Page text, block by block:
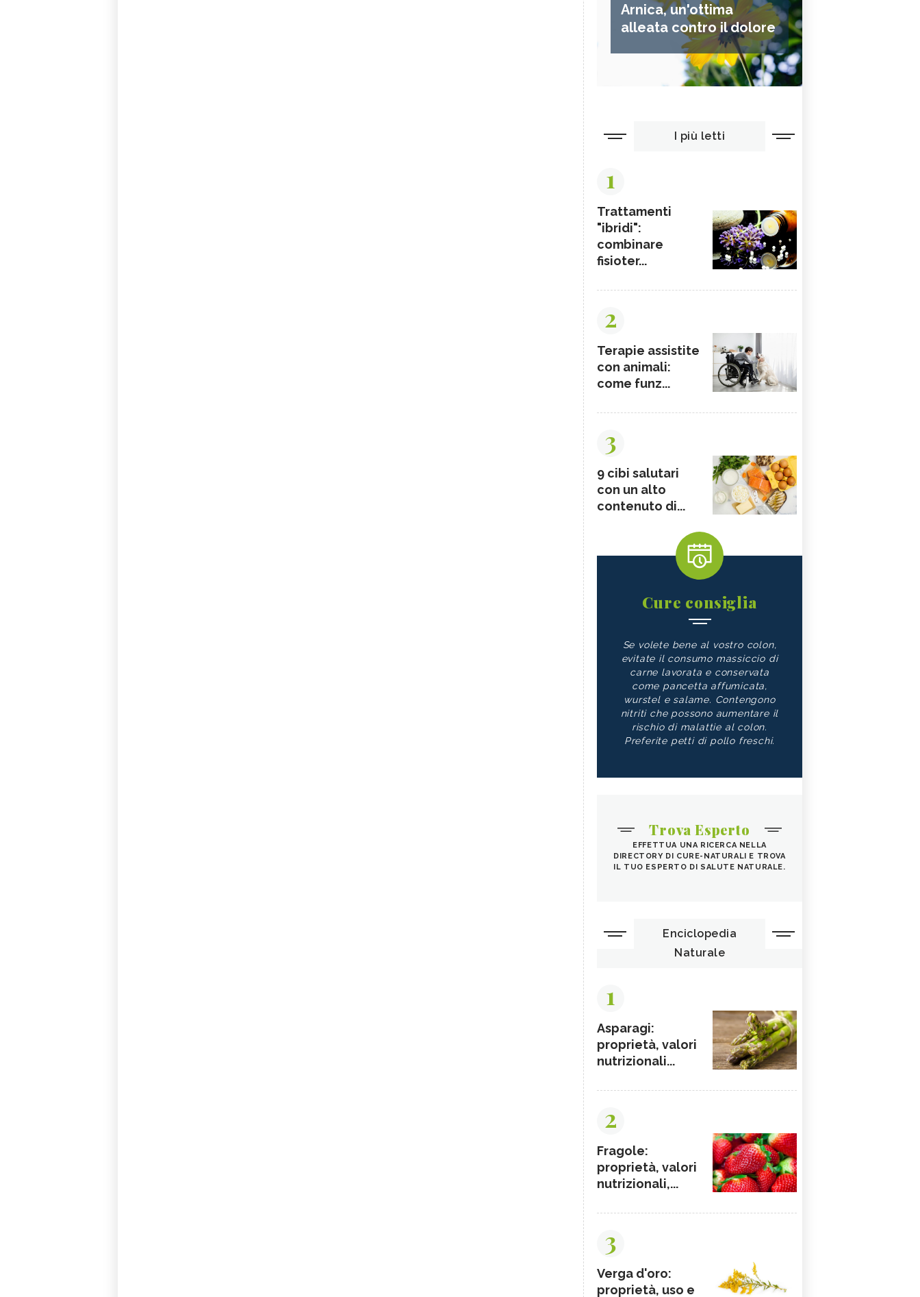
Arnica, un'ottima
alleata contro il dolore
I più letti
1
Trattamenti
"ibridi":
combinare
fisioter...
2
Terapie assistite
con animali:
come funz...
3
9 cibi salutari
con un alto
contenuto di...
Cure consiglia
Se volete bene al vostro colon,
evitate il consumo massiccio di
carne lavorata e conservata
come pancetta affumicata,
wurstel e salame. Contengono
nitriti che possono aumentare il
rischio di malattie al colon.
Preferite petti di pollo freschi.
Trova Esperto
EFFETTUA UNA RICERCA NELLA
DIRECTORY DI CURE-NATURALI E TROVA
IL TUO ESPERTO DI SALUTE NATURALE.
Enciclopedia
Naturale
1
Asparagi:
proprietà, valori
nutrizionali...
2
Fragole:
proprietà, valori
nutrizionali,...
3
Verga d'oro:
proprietà, uso e